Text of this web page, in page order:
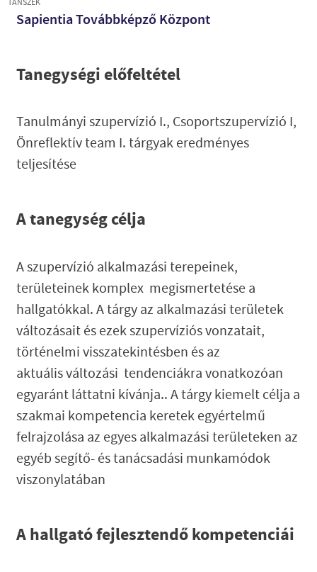
TANSZÉK
Sapientia Továbbképző Központ
Tanegységi előfeltétel
Tanulmányi szupervízió I., Csoportszupervízió I,
Önreflektív team I. tárgyak eredményes
teljesítése
A tanegység célja
A szupervízió alkalmazási terepeinek,
területeinek komplex megismertetése a
hallgatókkal. A tárgy az alkalmazási területek
változásait és ezek szupervíziós vonzatait,
történelmi visszatekintésben és az
aktuális változási tendenciákra vonatkozóan
egyaránt láttatni kívánja.. A tárgy kiemelt célja a
szakmai kompetencia keretek egyértelmű
felrajzolása az egyes alkalmazási területeken az
egyéb segítő- és tanácsadási munkamódok
viszonylatában
A hallgató fejlesztendő kompetenciái